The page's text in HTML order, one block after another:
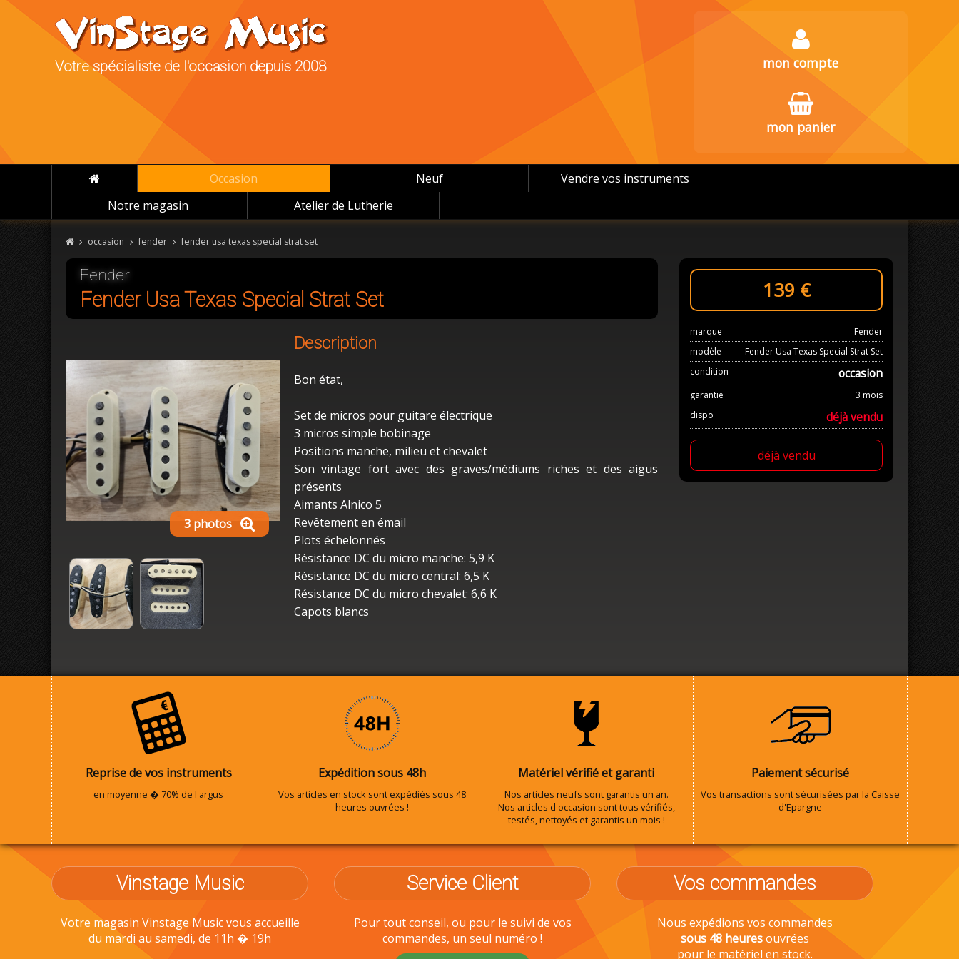
Votre spécialiste de l'occasion depuis 2008 mon compte
mon panier
Occasion Neuf
Vendre vos instruments
Notre magasin
Atelier de Lutherie
occasion fender fender usa texas special strat set
Fender
Fender Usa Texas Special Strat Set
3 photos
Description
Bon état,
Set de micros pour guitare électrique
3 micros simple bobinage
Positions manche, milieu et chevalet
Son vintage fort avec des graves/médiums riches et des aigus
présents
Aimants Alnico 5
Revêtement en émail
Plots échelonnés
Résistance DC du micro manche: 5,9 K
Résistance DC du micro central: 6,5 K
Résistance DC du micro chevalet: 6,6 K
Capots blancs
139 €
marque
Fender
modèle
Fender Usa Texas Special Strat Set
condition
occasion
garantie
3 mois
dispo
déjà vendu
déjà vendu
Reprise de vos instruments
en moyenne � 70% de l'argus
Expédition sous 48h
Vos articles en stock sont expédiés sous 48
heures ouvrées !
Matériel vérifié et garanti
Nos articles neufs sont garantis un an.
Nos articles d'occasion sont tous vérifiés,
testés, nettoyés et garantis un mois !
Paiement sécurisé
Vos transactions sont sécurisées par la Caisse
d'Epargne
Vinstage Music
Votre magasin Vinstage Music vous accueille
du mardi au samedi, de 11h � 19h
Service Client
Pour tout conseil, ou pour le suivi de vos
commandes, un seul numéro !
Vos commandes
Nous expédions vos commandes
sous 48 heuresouvrées
pour le matériel en stock.